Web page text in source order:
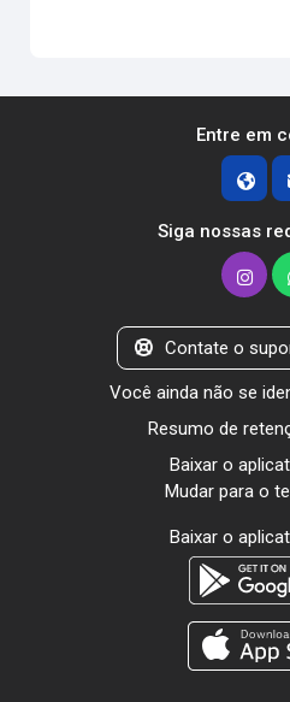
Entre em
Siga nossas
Contate o
Você ainda não se
Resumo de
Baixar o
Mudar para o
Baixar o